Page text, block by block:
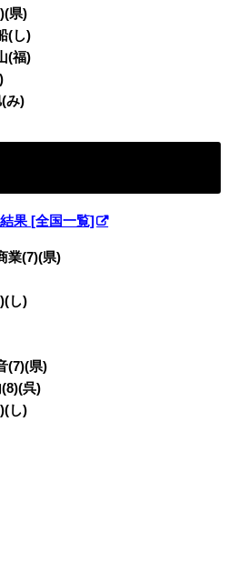
県)
(し)
(福)
み)
果 [全国一覧]
業(7)(県)
し)
(7)(県)
呉)
し)